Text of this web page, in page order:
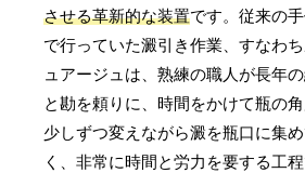
させる革新的な装置です。従来の
で行っていた澱引き作業、すなわち
ュアージュは、熟練の職人が長年
と勘を頼りに、時間をかけて瓶の
少しずつ変えながら澱を瓶口に集
く、非常に時間と労力を要する工